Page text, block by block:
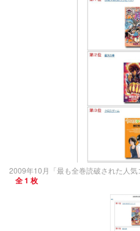
2009年10月「最も全巻読破された人気
全 1 枚